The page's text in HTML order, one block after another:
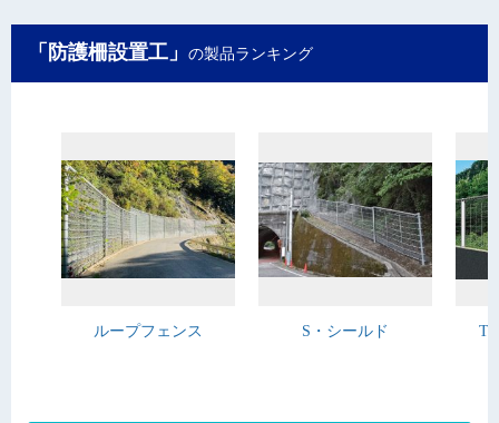
「防護柵設置工」 の製品ランキング
ループフェンス S・シールド